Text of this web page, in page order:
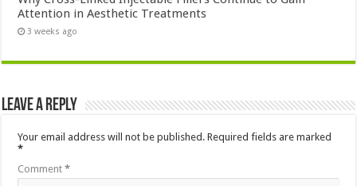
Attention in Aesthetic Treatments
3 weeks ago
Leave a Reply
Your email address will not be published. Required fields are marked
*
Comment*